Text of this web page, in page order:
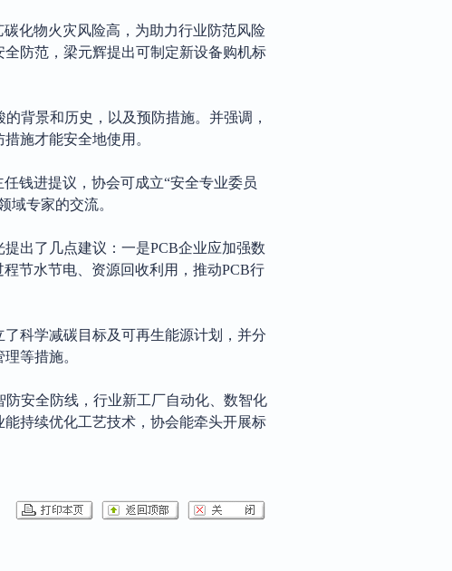
碳化物火灾风险高，为助力行业防范风险
防范，梁元辉提出可制定新设备购机标
背景和历史，以及预防措施。并强调，
施才能安全地使用。
任钱进提议，协会可成立“安全专业委员
域专家的交流。
出了几点建议：一是PCB企业应加强数
节水节电、资源回收利用，推动PCB行
科学减碳目标及可再生能源计划，并分
等措施。
安全防线，行业新工厂自动化、数智化
持续优化工艺技术，协会能牵头开展标